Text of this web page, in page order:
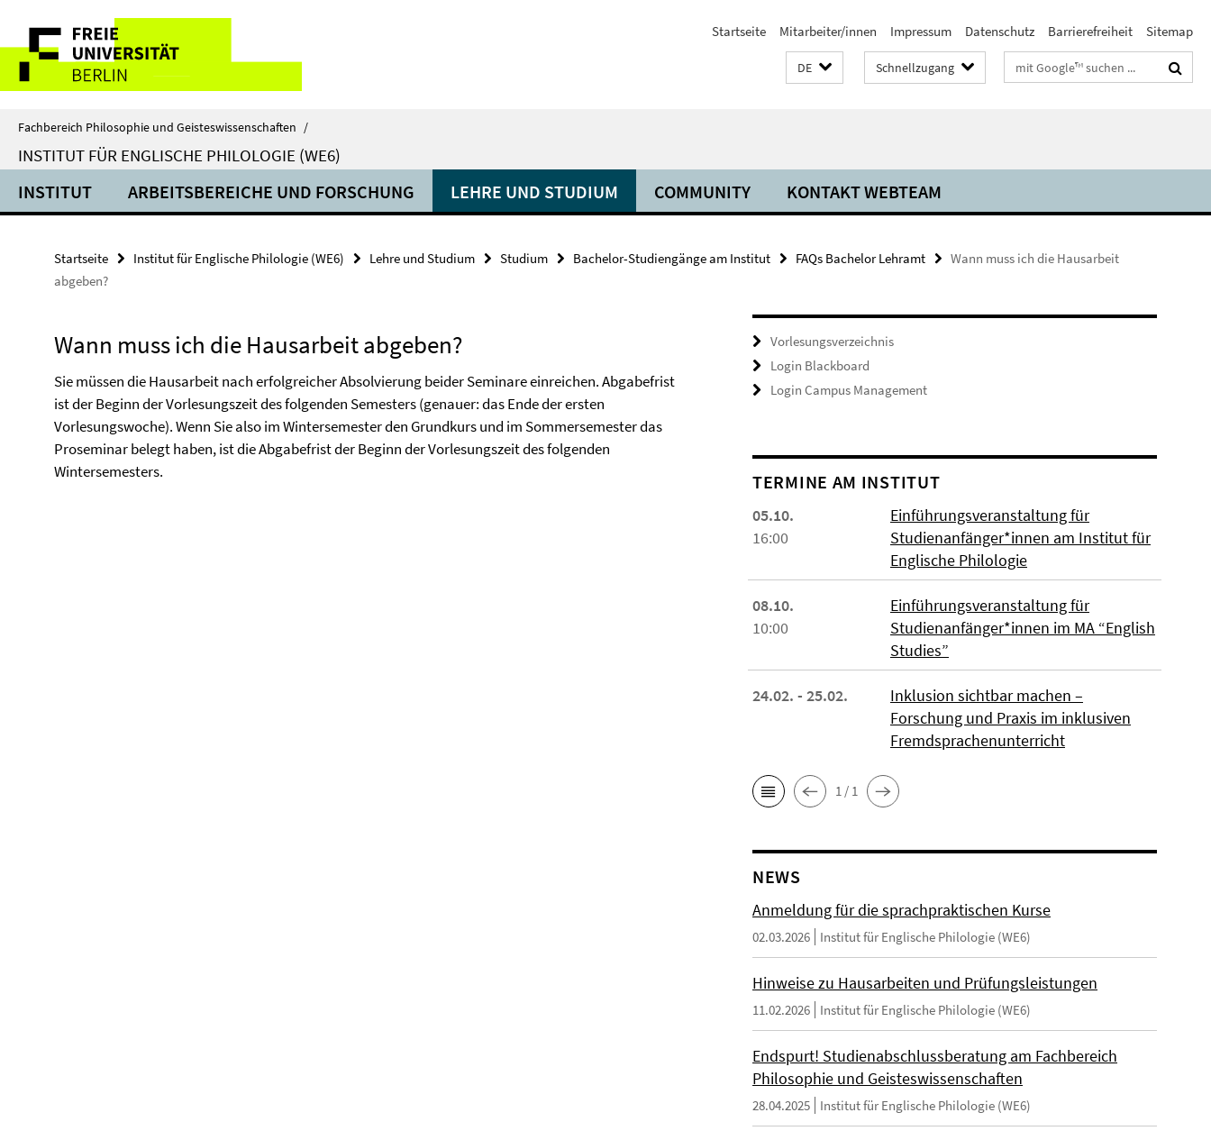
direkt
Inhalt
Service-
Navigation
Startseite Mitarbeiter/innen Impressum Datenschutz Barrierefreiheit Sitemap
DE Schnellzugang Suchbegriffe
Fachbereich Philosophie und Geisteswissenschaften /
INSTITUT FÜR ENGLISCHE PHILOLOGIE (WE6)
INSTITUT ARBEITSBEREICHE UND FORSCHUNG LEHRE UND STUDIUM COMMUNITY KONTAKT WEBTEAM
Startseite Institut für Englische Philologie (WE6) Lehre und Studium Studium Bachelor-Studiengänge am Institut FAQs Bachelor Lehramt
Wann muss ich die Hausarbeit
abgeben?
Wann muss ich die Hausarbeit abgeben?
Sie müssen die Hausarbeit nach erfolgreicher Absolvierung beider Seminare einreichen. Abgabefrist
ist der Beginn der Vorlesungszeit des folgenden Semesters (genauer: das Ende der ersten
Vorlesungswoche). Wenn Sie also im Wintersemester den Grundkurs und im Sommersemester das
Proseminar belegt haben, ist die Abgabefrist der Beginn der Vorlesungszeit des folgenden
Wintersemesters.
Vorlesungsverzeichnis
Login Blackboard
Login Campus Management
TERMINE AM INSTITUT
05.10.
16:00
Einführungsveranstaltung für
Studienanfänger*innen am Institut für
Englische Philologie
08.10.
10:00
Einführungsveranstaltung für
Studienanfänger*innen im MA “English
Studies”
24.02. - 25.02.
Inklusion sichtbar machen –
Forschung und Praxis im inklusiven
Fremdsprachenunterricht
1 / 1
NEWS
Anmeldung für die sprachpraktischen Kurse
02.03.2026 Institut für Englische Philologie (WE6)
Hinweise zu Hausarbeiten und Prüfungsleistungen
11.02.2026 Institut für Englische Philologie (WE6)
Endspurt! Studienabschlussberatung am Fachbereich
Philosophie und Geisteswissenschaften
28.04.2025 Institut für Englische Philologie (WE6)